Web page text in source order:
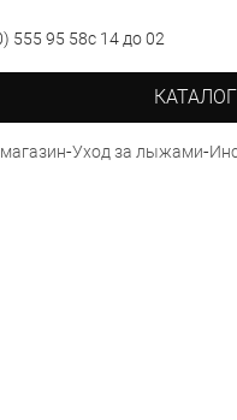
555 95 58с 14 до 02
КАТАЛОГ
-Уход за лыжами-